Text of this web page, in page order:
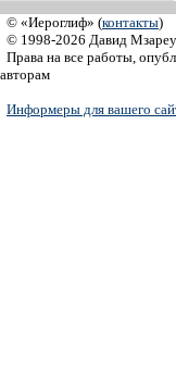
© «Иероглиф» (контакты)
© 1998-2026 Давид
Права на все работы,
авторам
Информеры для вашего